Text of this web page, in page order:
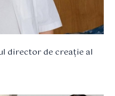
director de creație al